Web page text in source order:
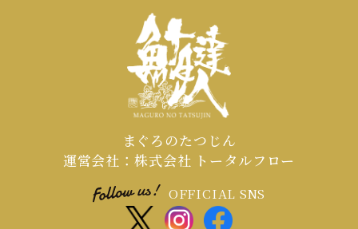
まぐろのたつじん
運営会社：株式会社 トータルフロー
OFFICIAL SNS